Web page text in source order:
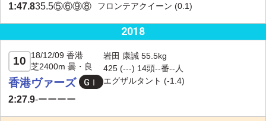
1:47.835.5⑤⑥⑨⑧
フロンテアクイーン (0.1)
2018
10
18/12/09 香港
芝2400m 曇・良
香港ヴァーズ
2:27.9-ーーーー
岩田 康誠 55.5kg
425 (---) 14頭--番--人
エグザルタント (-1.4)